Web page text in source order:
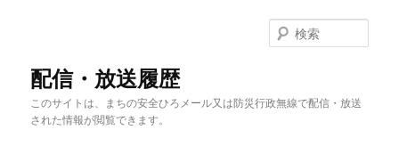
配信・放送履歴
このサイトは、まちの安全ひろメール又は防災行政無線で配信・放送
された情報が閲覧できます。
索